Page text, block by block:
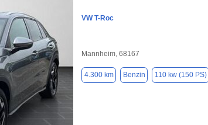
VW T-Roc
Mannheim, 68167
4.300 km Benzin 110 kw (150 PS)